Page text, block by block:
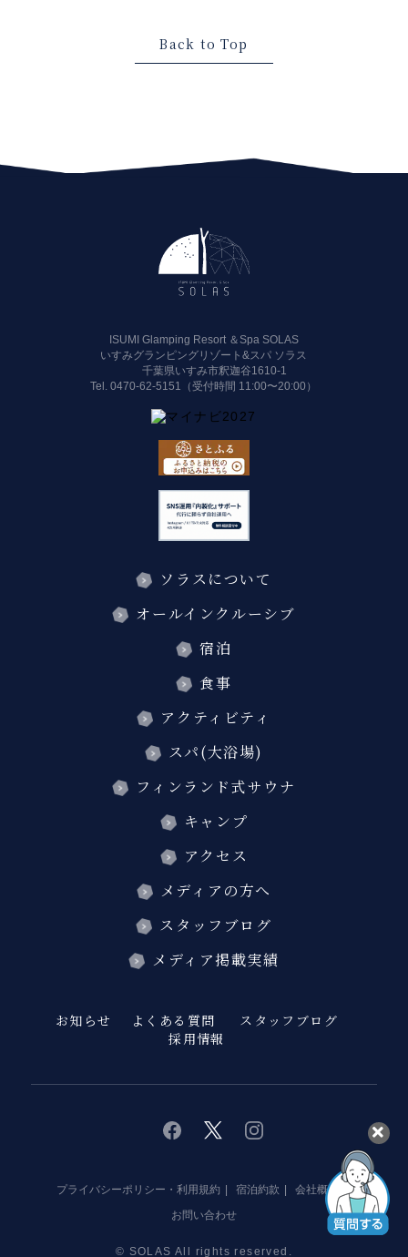
Back to Top
ISUMI Glamping Resort ＆Spa SOLAS
いすみグランピングリゾート&スパ ソラス
千葉県いすみ市釈迦谷1610-1
Tel.0470-62-5151（受付時間 11:00〜20:00）
ソラスについて
オールインクルーシブ
宿泊
食事
アクティビティ
スパ(大浴場)
フィンランド式サウナ
キャンプ
アクセス
メディアの方へ
スタッフブログ
メディア掲載実績
お知らせ よくある質問
スタッフブログ
採用情報
facebooktwitterinstagram
プライバシーポリシー・利用規約 宿泊約款
会社概要
お問い合わせ
© SOLAS All rights reserved.